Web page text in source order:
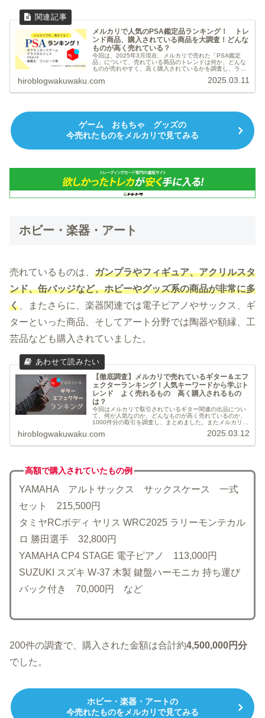
メルカリで人気のPSA鑑定品ランキング！ トレ
ンド商品、購入されている商品を大調査！どんな
ものが高く売れている？
今回は、2025年3月現在、メルカリで売れた「PSA鑑定
品」について、売れている商品のトレンドは何か、どんな
ものが売れやすく、高く購入されているかを調査し、ラン
が圧倒的人気2～3日で取引が...
hiroblogwakuwaku.com 2025.03.11
ゲーム おもちゃ グッズの
今売れたものをメルカリで見てみる
ホビー・楽器・アート
売れているものは、 ガンプラやフィギュア、アクリルスタ
ンド、缶バッジなど、ホビーやグッズ系の商品が非常に多
く 、またさらに、楽器関連では電子ピアノやサックス、ギ
ターといった商品、そしてアート分野では陶器や額縁、工
芸品なども購入されていました。
【徹底調査】メルカリで売れているギター＆エフ
ェクターランキング！人気キーワードから学ぶト
レンド よく売れるもの 高く購入されるもの
は？
今回はメルカリで取引されているギター関連の出品につい
て、何が人気なのか、どんなものが高く売れているのか、
1000件分の取引を調査し、まとめました。またメルカリで
事でわかること！ギターやエフ...
hiroblogwakuwaku.com 2025.03.12
高額で購入されていたもの例
YAMAHA アルトサックス サックスケース 一式
セット 215,500円
タミヤRCボディ ヤリス WRC2025 ラリーモンテカル
ロ 勝田選手 32,800円
YAMAHA CP4 STAGE 電子ピアノ 113,000円
SUZUKI スズキ W-37 木製 鍵盤ハーモニカ 持ち運び
バック付き 70,000円 など
200件の調査で、購入された金額は合計約4,500,000円分
でした。
ホビー・楽器・アートの
今売れたものをメルカリで見てみる